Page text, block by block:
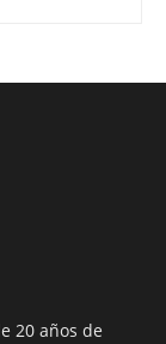
20 años de